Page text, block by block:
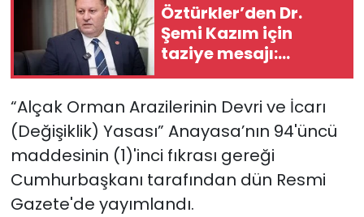
Öztürkler’den Dr.
Şemi Kazım için
taziye mesajı:
“Ömrünü halka
hizmete adamış
değerli insandı”
“Alçak Orman Arazilerinin Devri ve İcarı
(Değişiklik) Yasası” Anayasa’nın 94'üncü
maddesinin (1)'inci fıkrası gereği
Cumhurbaşkanı tarafından dün Resmi
Gazete'de yayımlandı.
Spor
Teknoloji
TÜRKiYE
Video Galeri
YAŞAM